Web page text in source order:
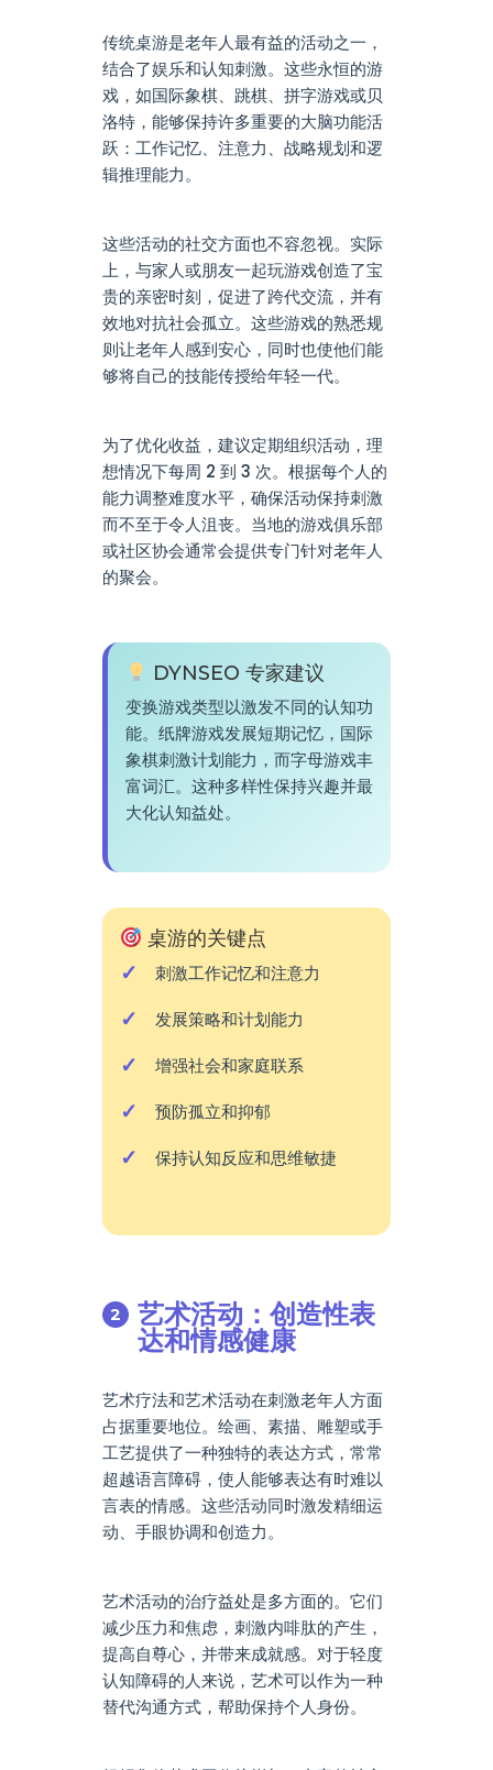
传统桌游是老年人最有益的活动之一，
结合了娱乐和认知刺激。这些永恒的游
戏，如国际象棋、跳棋、拼字游戏或贝
洛特，能够保持许多重要的大脑功能活
跃：工作记忆、注意力、战略规划和逻
辑推理能力。
这些活动的社交方面也不容忽视。实际
上，与家人或朋友一起玩游戏创造了宝
贵的亲密时刻，促进了跨代交流，并有
效地对抗社会孤立。这些游戏的熟悉规
则让老年人感到安心，同时也使他们能
够将自己的技能传授给年轻一代。
为了优化收益，建议定期组织活动，理
想情况下每周 2 到 3 次。根据每个人的
能力调整难度水平，确保活动保持刺激
而不至于令人沮丧。当地的游戏俱乐部
或社区协会通常会提供专门针对老年人
的聚会。
DYNSEO 专家建议
变换游戏类型以激发不同的认知功
能。纸牌游戏发展短期记忆，国际
象棋刺激计划能力，而字母游戏丰
富词汇。这种多样性保持兴趣并最
大化认知益处。
桌游的关键点
刺激工作记忆和注意力
发展策略和计划能力
增强社会和家庭联系
预防孤立和抑郁
保持认知反应和思维敏捷
艺术活动：创造性表
达和情感健康
艺术疗法和艺术活动在刺激老年人方面
占据重要地位。绘画、素描、雕塑或手
工艺提供了一种独特的表达方式，常常
超越语言障碍，使人能够表达有时难以
言表的情感。这些活动同时激发精细运
动、手眼协调和创造力。
艺术活动的治疗益处是多方面的。它们
减少压力和焦虑，刺激内啡肽的产生，
提高自尊心，并带来成就感。对于轻度
认知障碍的人来说，艺术可以作为一种
替代沟通方式，帮助保持个人身份。